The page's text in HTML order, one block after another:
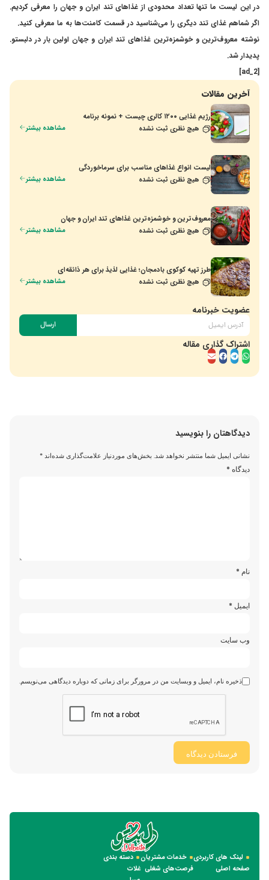
در این لیست ما تنها تعداد محدودی از غذاهای تند ایران و جهان را معرفی کردیم.
اگر شماهم غذای تند دیگری را می‌شناسید در قسمت کامنت‌ها به ما معرفی کنید.
نوشته معروف‌ترین و خوشمزه‌ترین غذاهای تند ایران و جهان اولین بار در دلبستو.
پدیدار شد.
[ad_2]
آخرین مقالات
رژیم غذایی ۱۲۰۰ کالری چیست + نمونه برنامه
مشاهده بیشتر هیچ نظری ثبت نشده
لیست انواع غذاهای مناسب برای سرماخوردگی
مشاهده بیشتر هیچ نظری ثبت نشده
معروف‌ترین و خوشمزه‌ترین غذاهای تند ایران و جهان
مشاهده بیشتر هیچ نظری ثبت نشده
طرز تهیه کوکوی بادمجان؛ غذایی لذیذ برای هر ذائقه‌ای
مشاهده بیشتر هیچ نظری ثبت نشده
عضویت خبرنامه
ارسال
اشتراک گذاری مقاله
دیدگاهتان را بنویسید
نشانی ایمیل شما منتشر نخواهد شد. بخش‌های موردنیاز علامت‌گذاری شده‌اند*
دیدگاه *
نام *
ایمیل *
وب‌ سایت
ذخیره نام، ایمیل و وبسایت من در مرورگر برای زمانی که دوباره دیدگاهی می‌نویسم.
لینک های کاربردی
صفحه اصلی
خدمات مشتریان
فرصت‌های شغلی
دسته بندی
غلات